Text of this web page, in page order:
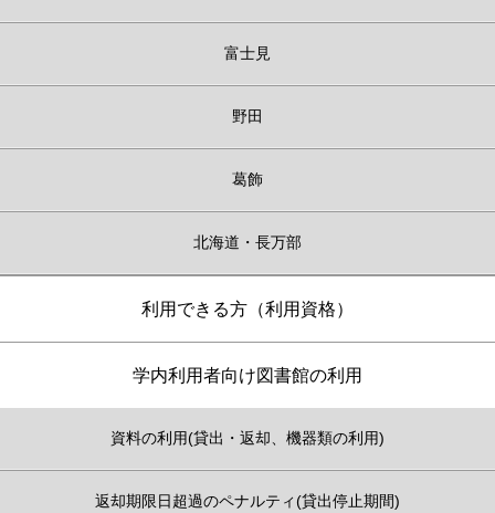
富士見
野田
葛飾
北海道・長万部
利用できる方（利用資格）
学内利用者向け図書館の利用
資料の利用(貸出・返却、機器類の利用)
返却期限日超過のペナルティ(貸出停止期間)